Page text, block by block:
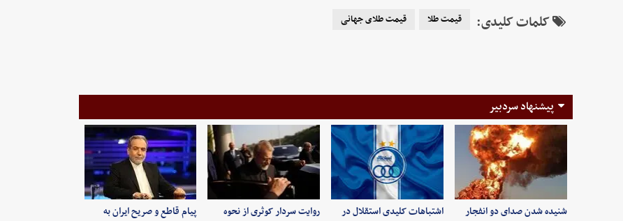
کلمات کلیدی: قیمت طلا قیمت طلای جهانی
پیشنهاد سردبیر
شنیده شدن صدای دو انفجار
اشتباهات کلیدی استقلال در
روایت سردار کوثری از نحوه
پیام قاطع و صریح ایران به